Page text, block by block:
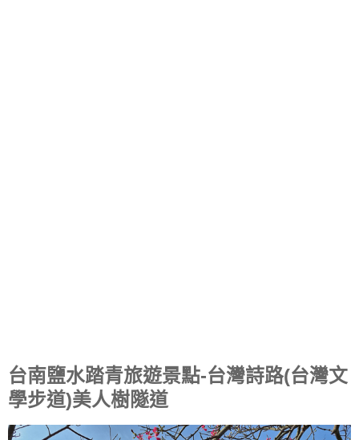
台南鹽水踏青旅遊景點-台灣詩路(台灣文
學步道)美人樹隧道